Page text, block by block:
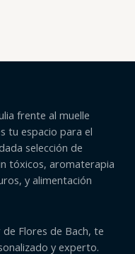
frente al muelle
tu espacio para el
selección de
tóxicos, aromaterapia
y alimentación
Flores de Bach, te
y experto.